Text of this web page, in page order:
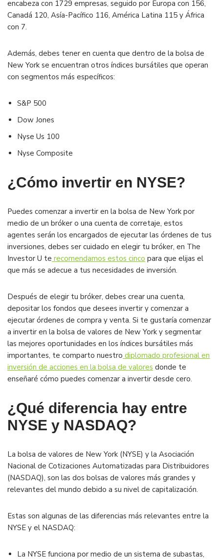
encabeza con 1729 empresas, seguido por Europa con 156,
Canadá 120, Asía-Pacífico 116, América Latina 115 y África
con 7.
Además, debes tener en cuenta que dentro de la bolsa de
New York se encuentran otros índices bursátiles que operan
con segmentos más específicos:
S&P 500
Dow Jones
Nyse Us 100
Nyse Composite
¿Cómo invertir en NYSE?
Puedes comenzar a invertir en la bolsa de New York por
medio de un bróker o una cuenta de corretaje, estos
agentes serán los encargados de ejecutar las órdenes de tus
inversiones, debes ser cuidado en elegir tu bróker, en The
Investor U te recomendamos estos cinco para que elijas el
que más se adecue a tus necesidades de inversión.
Después de elegir tu bróker, debes crear una cuenta,
depositar los fondos que desees invertir y comenzar a
ejecutar órdenes de compra y venta. Si te gustaría comenzar
a invertir en la bolsa de valores de New York y segmentar
las mejores oportunidades en los índices bursátiles más
importantes, te comparto nuestro diplomado profesional en
inversión de acciones en la bolsa de valores donde te
enseñaré cómo puedes comenzar a invertir desde cero.
¿Qué diferencia hay entre
NYSE y NASDAQ?
La bolsa de valores de New York (NYSE) y la Asociación
Nacional de Cotizaciones Automatizadas para Distribuidores
(NASDAQ), son las dos bolsas de valores más grandes y
relevantes del mundo debido a su nivel de capitalización.
Estas son algunas de las diferencias más relevantes entre la
NYSE y el NASDAQ:
La NYSE funciona por medio de un sistema de subastas,